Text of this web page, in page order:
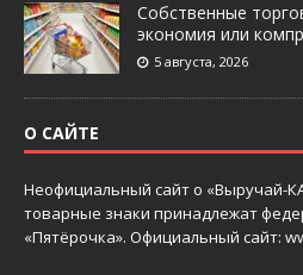
Собственные
экономия или
5 августа, 2026
О САЙТЕ
Неофициальный сайт о «Выручай-
товарные знаки принадлежат
«Пятёрочка». Официальный сайт: